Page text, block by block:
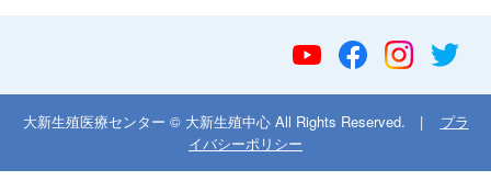
大新生殖医療センター © 大新生殖中心 All Rights Reserved. | プラ
イバシーポリシー